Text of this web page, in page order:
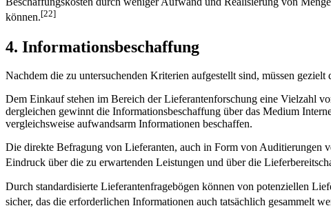
können.[22]
4. Informationsbeschaffung
Nachdem die zu untersuchenden Kriterien aufgestellt sind, müssen
Dem Einkauf stehen im Bereich der Lieferantenforschung eine Vielzahl
dergleichen gewinnt die Informationsbeschaffung über das Medium
vergleichsweise aufwandsarm Informationen beschaffen.
Die direkte Befragung von Lieferanten, auch in Form von Auditierungen
Eindruck über die zu erwartenden Leistungen und über die
Durch standardisierte Lieferantenfragebögen können von potenziellen
sicher, das die erforderlichen Informationen auch tatsächlich gesammelt